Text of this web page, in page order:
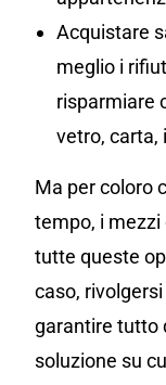
Acquistare
meglio i
risparmiare
vetro, carta,
Ma per coloro
tempo, i mezzi
tutte queste
caso,
garantire tutto
soluzione su